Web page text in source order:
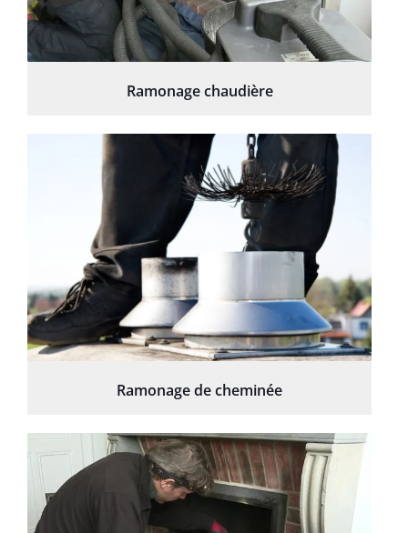
Ramonage chaudière
Ramonage de cheminée